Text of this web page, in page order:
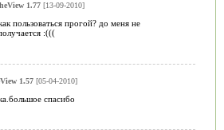
1.77[13-09-2010]
пользоваться прогой? до меня не
:(((
1.57[05-04-2010]
спасибо